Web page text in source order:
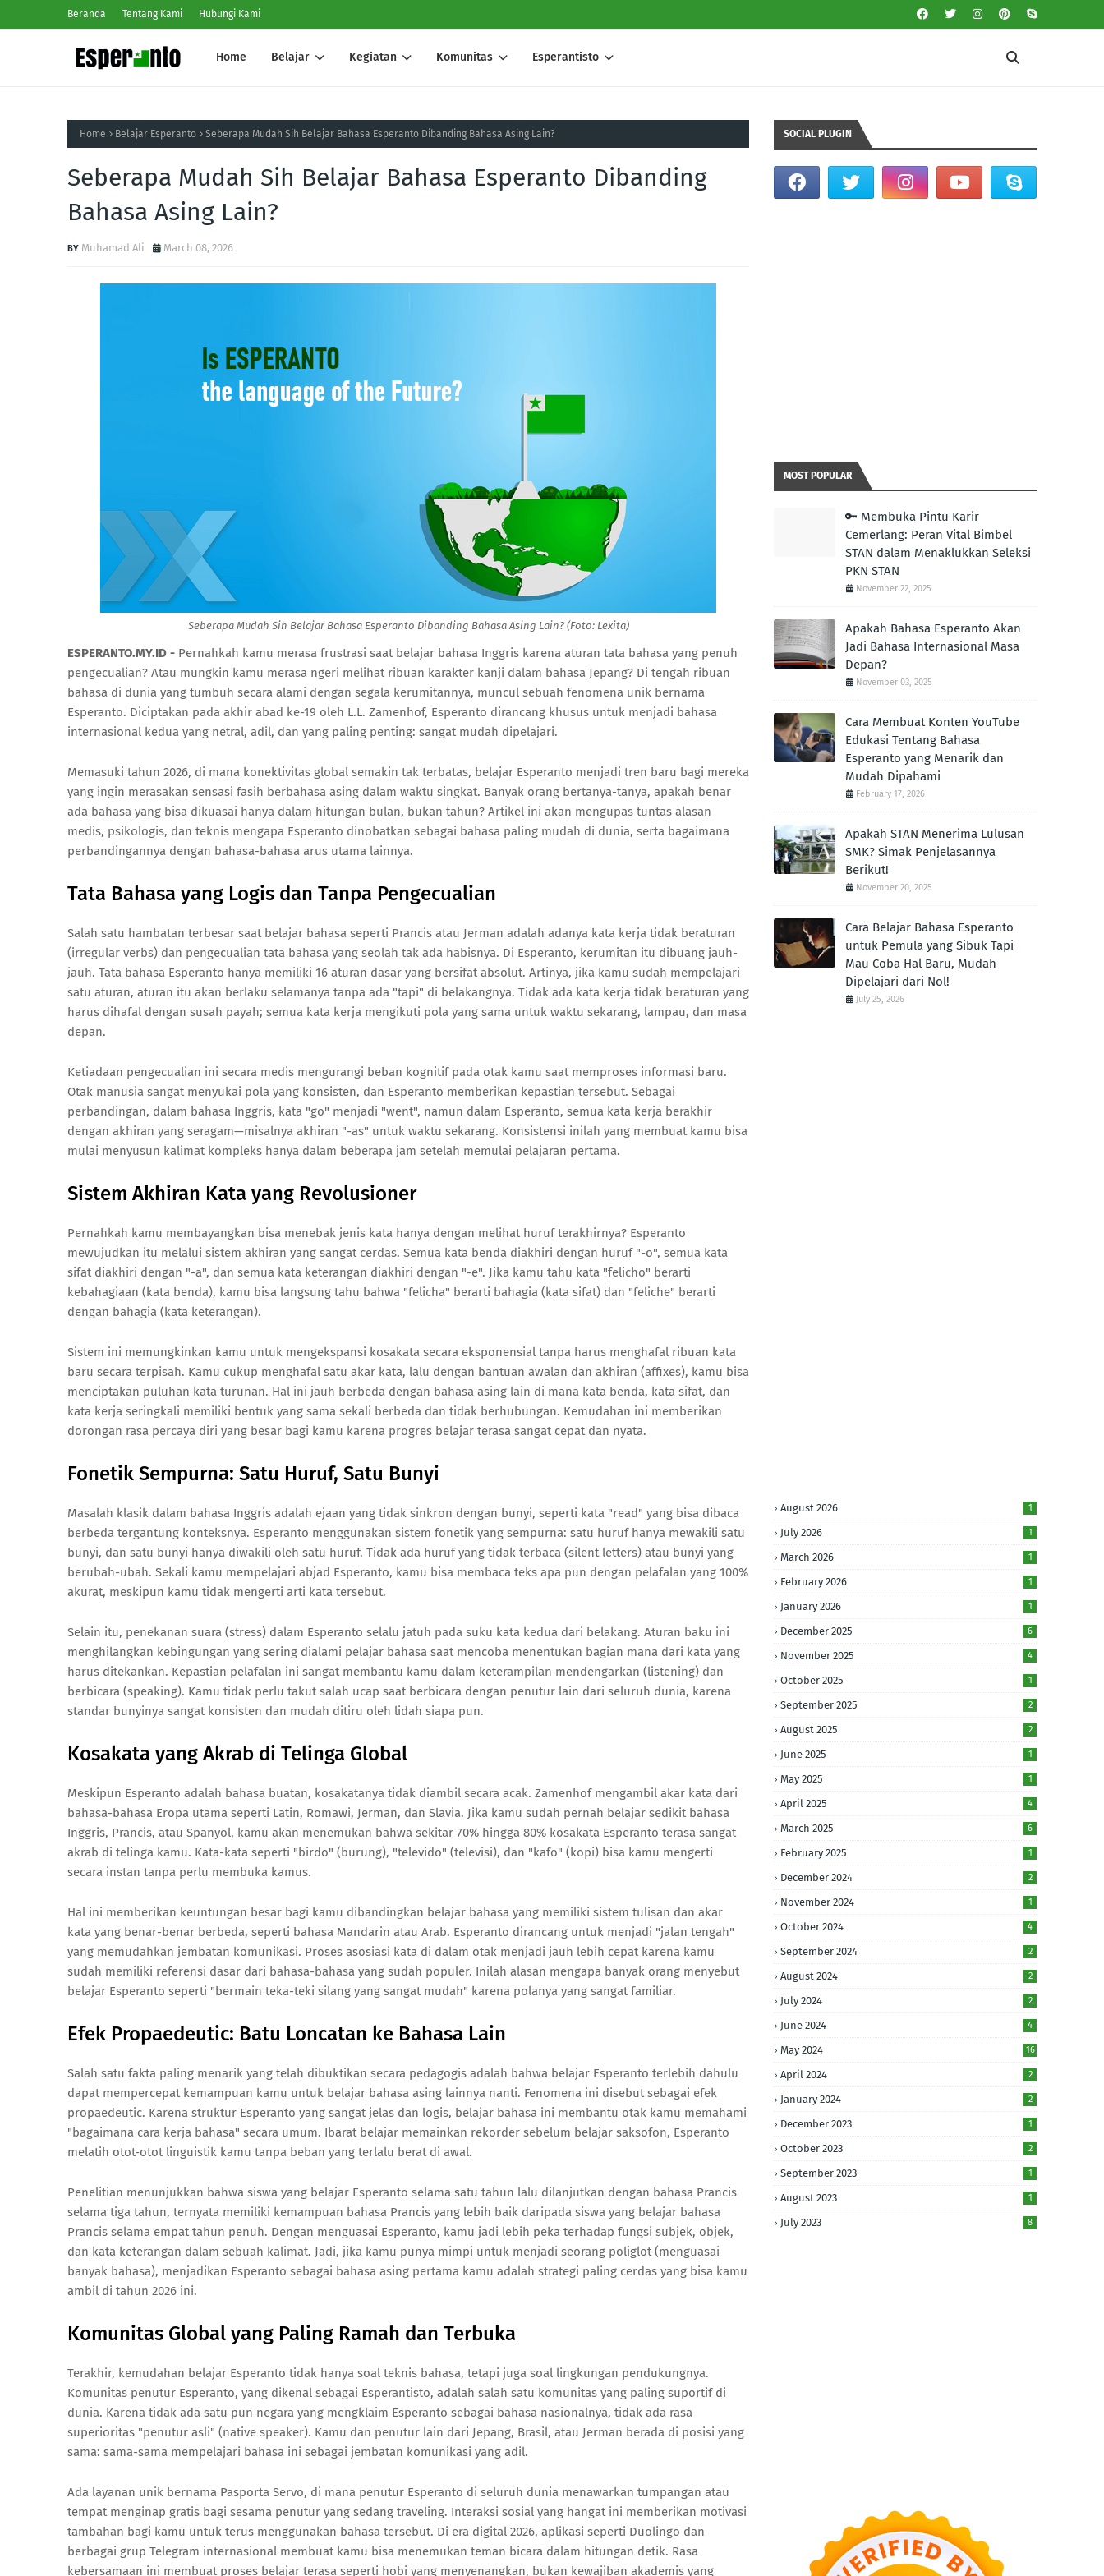
Beranda Tentang Kami Hubungi Kami
Home Belajar Kegiatan Komunitas Esperantisto
Home Belajar Esperanto Seberapa Mudah Sih Belajar Bahasa Esperanto Dibanding Bahasa Asing Lain?
Seberapa Mudah Sih Belajar Bahasa Esperanto Dibanding
Bahasa Asing Lain?
Muhamad Ali March 08, 2026
Seberapa Mudah Sih Belajar Bahasa Esperanto Dibanding Bahasa Asing Lain? (Foto: Lexita)
ESPERANTO.MY.ID - Pernahkah kamu merasa frustrasi saat belajar bahasa Inggris karena aturan tata bahasa yang penuh
pengecualian? Atau mungkin kamu merasa ngeri melihat ribuan karakter kanji dalam bahasa Jepang? Di tengah ribuan
bahasa di dunia yang tumbuh secara alami dengan segala kerumitannya, muncul sebuah fenomena unik bernama
Esperanto. Diciptakan pada akhir abad ke-19 oleh L.L. Zamenhof, Esperanto dirancang khusus untuk menjadi bahasa
internasional kedua yang netral, adil, dan yang paling penting: sangat mudah dipelajari.
Memasuki tahun 2026, di mana konektivitas global semakin tak terbatas, belajar Esperanto menjadi tren baru bagi mereka
yang ingin merasakan sensasi fasih berbahasa asing dalam waktu singkat. Banyak orang bertanya-tanya, apakah benar
ada bahasa yang bisa dikuasai hanya dalam hitungan bulan, bukan tahun? Artikel ini akan mengupas tuntas alasan
medis, psikologis, dan teknis mengapa Esperanto dinobatkan sebagai bahasa paling mudah di dunia, serta bagaimana
perbandingannya dengan bahasa-bahasa arus utama lainnya.
Tata Bahasa yang Logis dan Tanpa Pengecualian
Salah satu hambatan terbesar saat belajar bahasa seperti Prancis atau Jerman adalah adanya kata kerja tidak beraturan
(irregular verbs) dan pengecualian tata bahasa yang seolah tak ada habisnya. Di Esperanto, kerumitan itu dibuang jauh-
jauh. Tata bahasa Esperanto hanya memiliki 16 aturan dasar yang bersifat absolut. Artinya, jika kamu sudah mempelajari
satu aturan, aturan itu akan berlaku selamanya tanpa ada "tapi" di belakangnya. Tidak ada kata kerja tidak beraturan yang
harus dihafal dengan susah payah; semua kata kerja mengikuti pola yang sama untuk waktu sekarang, lampau, dan masa
depan.
Ketiadaan pengecualian ini secara medis mengurangi beban kognitif pada otak kamu saat memproses informasi baru.
Otak manusia sangat menyukai pola yang konsisten, dan Esperanto memberikan kepastian tersebut. Sebagai
perbandingan, dalam bahasa Inggris, kata "go" menjadi "went", namun dalam Esperanto, semua kata kerja berakhir
dengan akhiran yang seragam—misalnya akhiran "-as" untuk waktu sekarang. Konsistensi inilah yang membuat kamu bisa
mulai menyusun kalimat kompleks hanya dalam beberapa jam setelah memulai pelajaran pertama.
Sistem Akhiran Kata yang Revolusioner
Pernahkah kamu membayangkan bisa menebak jenis kata hanya dengan melihat huruf terakhirnya? Esperanto
mewujudkan itu melalui sistem akhiran yang sangat cerdas. Semua kata benda diakhiri dengan huruf "-o", semua kata
sifat diakhiri dengan "-a", dan semua kata keterangan diakhiri dengan "-e". Jika kamu tahu kata "felicho" berarti
kebahagiaan (kata benda), kamu bisa langsung tahu bahwa "felicha" berarti bahagia (kata sifat) dan "feliche" berarti
dengan bahagia (kata keterangan).
Sistem ini memungkinkan kamu untuk mengekspansi kosakata secara eksponensial tanpa harus menghafal ribuan kata
baru secara terpisah. Kamu cukup menghafal satu akar kata, lalu dengan bantuan awalan dan akhiran (affixes), kamu bisa
menciptakan puluhan kata turunan. Hal ini jauh berbeda dengan bahasa asing lain di mana kata benda, kata sifat, dan
kata kerja seringkali memiliki bentuk yang sama sekali berbeda dan tidak berhubungan. Kemudahan ini memberikan
dorongan rasa percaya diri yang besar bagi kamu karena progres belajar terasa sangat cepat dan nyata.
Fonetik Sempurna: Satu Huruf, Satu Bunyi
Masalah klasik dalam bahasa Inggris adalah ejaan yang tidak sinkron dengan bunyi, seperti kata "read" yang bisa dibaca
berbeda tergantung konteksnya. Esperanto menggunakan sistem fonetik yang sempurna: satu huruf hanya mewakili satu
bunyi, dan satu bunyi hanya diwakili oleh satu huruf. Tidak ada huruf yang tidak terbaca (silent letters) atau bunyi yang
berubah-ubah. Sekali kamu mempelajari abjad Esperanto, kamu bisa membaca teks apa pun dengan pelafalan yang 100%
akurat, meskipun kamu tidak mengerti arti kata tersebut.
Selain itu, penekanan suara (stress) dalam Esperanto selalu jatuh pada suku kata kedua dari belakang. Aturan baku ini
menghilangkan kebingungan yang sering dialami pelajar bahasa saat mencoba menentukan bagian mana dari kata yang
harus ditekankan. Kepastian pelafalan ini sangat membantu kamu dalam keterampilan mendengarkan (listening) dan
berbicara (speaking). Kamu tidak perlu takut salah ucap saat berbicara dengan penutur lain dari seluruh dunia, karena
standar bunyinya sangat konsisten dan mudah ditiru oleh lidah siapa pun.
Kosakata yang Akrab di Telinga Global
Meskipun Esperanto adalah bahasa buatan, kosakatanya tidak diambil secara acak. Zamenhof mengambil akar kata dari
bahasa-bahasa Eropa utama seperti Latin, Romawi, Jerman, dan Slavia. Jika kamu sudah pernah belajar sedikit bahasa
Inggris, Prancis, atau Spanyol, kamu akan menemukan bahwa sekitar 70% hingga 80% kosakata Esperanto terasa sangat
akrab di telinga kamu. Kata-kata seperti "birdo" (burung), "televido" (televisi), dan "kafo" (kopi) bisa kamu mengerti
secara instan tanpa perlu membuka kamus.
Hal ini memberikan keuntungan besar bagi kamu dibandingkan belajar bahasa yang memiliki sistem tulisan dan akar
kata yang benar-benar berbeda, seperti bahasa Mandarin atau Arab. Esperanto dirancang untuk menjadi "jalan tengah"
yang memudahkan jembatan komunikasi. Proses asosiasi kata di dalam otak menjadi jauh lebih cepat karena kamu
sudah memiliki referensi dasar dari bahasa-bahasa yang sudah populer. Inilah alasan mengapa banyak orang menyebut
belajar Esperanto seperti "bermain teka-teki silang yang sangat mudah" karena polanya yang sangat familiar.
Efek Propaedeutic: Batu Loncatan ke Bahasa Lain
Salah satu fakta paling menarik yang telah dibuktikan secara pedagogis adalah bahwa belajar Esperanto terlebih dahulu
dapat mempercepat kemampuan kamu untuk belajar bahasa asing lainnya nanti. Fenomena ini disebut sebagai efek
propaedeutic. Karena struktur Esperanto yang sangat jelas dan logis, belajar bahasa ini membantu otak kamu memahami
"bagaimana cara kerja bahasa" secara umum. Ibarat belajar memainkan rekorder sebelum belajar saksofon, Esperanto
melatih otot-otot linguistik kamu tanpa beban yang terlalu berat di awal.
Penelitian menunjukkan bahwa siswa yang belajar Esperanto selama satu tahun lalu dilanjutkan dengan bahasa Prancis
selama tiga tahun, ternyata memiliki kemampuan bahasa Prancis yang lebih baik daripada siswa yang belajar bahasa
Prancis selama empat tahun penuh. Dengan menguasai Esperanto, kamu jadi lebih peka terhadap fungsi subjek, objek,
dan kata keterangan dalam sebuah kalimat. Jadi, jika kamu punya mimpi untuk menjadi seorang poliglot (menguasai
banyak bahasa), menjadikan Esperanto sebagai bahasa asing pertama kamu adalah strategi paling cerdas yang bisa kamu
ambil di tahun 2026 ini.
Komunitas Global yang Paling Ramah dan Terbuka
Terakhir, kemudahan belajar Esperanto tidak hanya soal teknis bahasa, tetapi juga soal lingkungan pendukungnya.
Komunitas penutur Esperanto, yang dikenal sebagai Esperantisto, adalah salah satu komunitas yang paling suportif di
dunia. Karena tidak ada satu pun negara yang mengklaim Esperanto sebagai bahasa nasionalnya, tidak ada rasa
superioritas "penutur asli" (native speaker). Kamu dan penutur lain dari Jepang, Brasil, atau Jerman berada di posisi yang
sama: sama-sama mempelajari bahasa ini sebagai jembatan komunikasi yang adil.
Ada layanan unik bernama Pasporta Servo, di mana penutur Esperanto di seluruh dunia menawarkan tumpangan atau
tempat menginap gratis bagi sesama penutur yang sedang traveling. Interaksi sosial yang hangat ini memberikan motivasi
tambahan bagi kamu untuk terus menggunakan bahasa tersebut. Di era digital 2026, aplikasi seperti Duolingo dan
berbagai grup Telegram internasional membuat kamu bisa menemukan teman bicara dalam hitungan detik. Rasa
kebersamaan ini membuat proses belajar terasa seperti hobi yang menyenangkan, bukan kewajiban akademis yang
SOCIAL PLUGIN
MOST POPULAR
🔑 Membuka Pintu Karir
Cemerlang: Peran Vital Bimbel
STAN dalam Menaklukkan Seleksi
PKN STAN
November 22, 2025
Apakah Bahasa Esperanto Akan
Jadi Bahasa Internasional Masa
Depan?
November 03, 2025
Cara Membuat Konten YouTube
Edukasi Tentang Bahasa
Esperanto yang Menarik dan
Mudah Dipahami
February 17, 2026
Apakah STAN Menerima Lulusan
SMK? Simak Penjelasannya
Berikut!
November 20, 2025
Cara Belajar Bahasa Esperanto
untuk Pemula yang Sibuk Tapi
Mau Coba Hal Baru, Mudah
Dipelajari dari Nol!
July 25, 2026
August 2026 1
July 2026 1
March 2026 1
February 2026 1
January 2026 1
December 2025 6
November 2025 4
October 2025 1
September 2025 2
August 2025 2
June 2025 1
May 2025 1
April 2025 4
March 2025 6
February 2025 1
December 2024 2
November 2024 1
October 2024 4
September 2024 2
August 2024 2
July 2024 2
June 2024 4
May 2024 16
April 2024 2
January 2024 2
December 2023 1
October 2023 2
September 2023 1
August 2023 1
July 2023 8